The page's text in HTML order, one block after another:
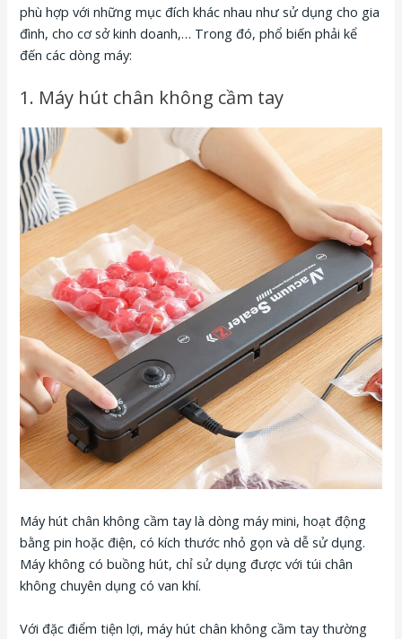
phù hợp với những mục đích khác nhau như sử dụng cho gia
đình, cho cơ sở kinh doanh,… Trong đó, phổ biến phải kể
đến các dòng máy:
1. Máy hút chân không cầm tay
Máy hút chân không cầm tay là dòng máy mini, hoạt động
bằng pin hoặc điện, có kích thước nhỏ gọn và dễ sử dụng.
Máy không có buồng hút, chỉ sử dụng được với túi chân
không chuyên dụng có van khí.
Với đặc điểm tiện lợi, máy hút chân không cầm tay thường